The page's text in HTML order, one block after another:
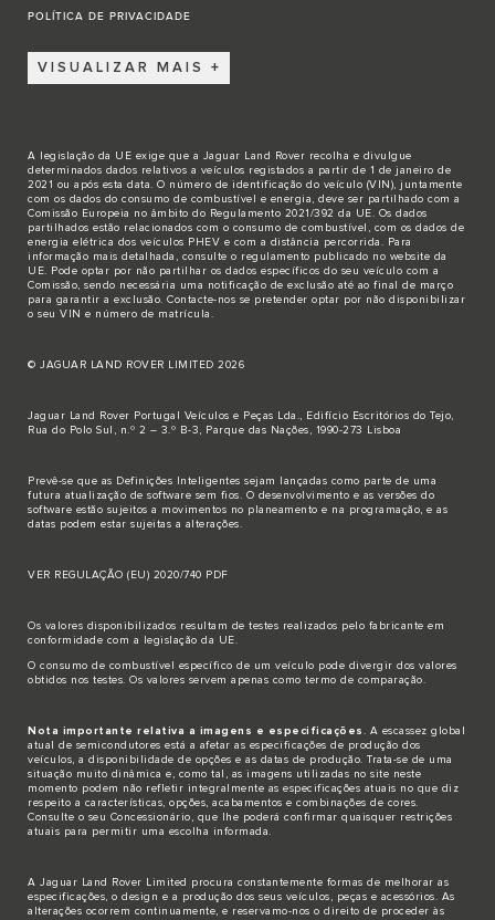
POLÍTICA DE PRIVACIDADE
VISUALIZAR MAIS
A legislação da UE exige que a Jaguar Land Rover recolha e divulgue
determinados dados relativos a veículos registados a partir de 1 de janeiro de
2021 ou após esta data. O número de identificação do veículo (VIN), juntamente
com os dados do consumo de combustível e energia, deve ser partilhado com a
Comissão Europeia no âmbito do Regulamento 2021/392 da UE. Os dados
partilhados estão relacionados com o consumo de combustível, com os dados de
energia elétrica dos veículos PHEV e com a distância percorrida. Para
informação mais detalhada, consulte o regulamento publicado no website da
UE . Pode optar por não partilhar os dados específicos do seu veículo com a
Comissão, sendo necessária uma notificação de exclusão até ao final de março
para garantir a exclusão. Contacte-nos se pretender optar por não disponibilizar
o seu VIN e número de matrícula.
© JAGUAR LAND ROVER LIMITED 2026
Jaguar Land Rover Portugal Veículos e Peças Lda., Edifício Escritórios do Tejo,
Rua do Polo Sul, n.º 2 – 3.º B-3, Parque das Nações, 1990-273 Lisboa
Prevê-se que as Definições Inteligentes sejam lançadas como parte de uma
futura atualização de software sem fios. O desenvolvimento e as versões do
software estão sujeitos a movimentos no planeamento e na programação, e as
datas podem estar sujeitas a alterações.
VER REGULAÇÃO (EU) 2020/740 PDF
Os valores disponibilizados resultam de testes realizados pelo fabricante em
conformidade com a legislação da UE.
O consumo de combustível específico de um veículo pode divergir dos valores
obtidos nos testes. Os valores servem apenas como termo de comparação.
Nota importante relativa a imagens e especificações
. A escassez global
atual de semicondutores está a afetar as especificações de produção dos
veículos, a disponibilidade de opções e as datas de produção. Trata-se de uma
situação muito dinâmica e, como tal, as imagens utilizadas no site neste
momento podem não refletir integralmente as especificações atuais no que diz
respeito a características, opções, acabamentos e combinações de cores.
Consulte o seu Concessionário, que lhe poderá confirmar quaisquer restrições
atuais para permitir uma escolha informada.
A Jaguar Land Rover Limited procura constantemente formas de melhorar as
especificações, o design e a produção dos seus veículos, peças e acessórios. As
alterações ocorrem continuamente, e reservamo-nos o direito de proceder às